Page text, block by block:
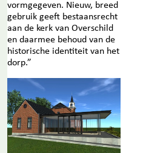
vormgegeven. Nieuw, breed
gebruik geeft bestaansrecht
aan de kerk van Overschild
en daarmee behoud van de
historische identiteit van het
dorp.”